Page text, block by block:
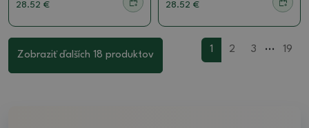
28.52 € 28.52 €
Zobraziť ďalších 18 produktov
1 2 3 ... 19